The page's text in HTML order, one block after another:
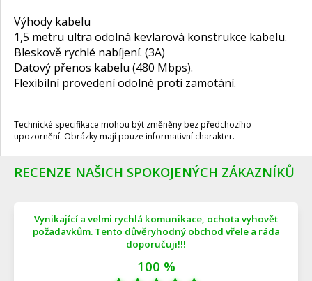
Výhody kabelu
1,5 metru ultra odolná kevlarová konstrukce kabelu.
Bleskově rychlé nabíjení. (3A)
Datový přenos kabelu (480 Mbps).
Flexibilní provedení odolné proti zamotání.
Technické specifikace mohou být změněny bez předchozího
upozornění. Obrázky mají pouze informativní charakter.
RECENZE NAŠICH SPOKOJENÝCH ZÁKAZNÍKŮ
Vynikající a velmi rychlá komunikace, ochota vyhovět
požadavkům. Tento důvěryhodný obchod vřele a ráda
doporučuji!!!
100 %